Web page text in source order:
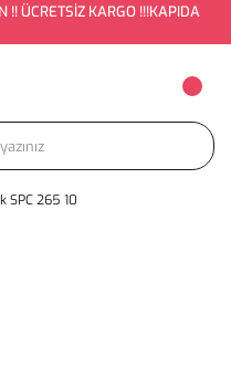
!! ÜCRETSİZ KARGO !!!KAPIDA